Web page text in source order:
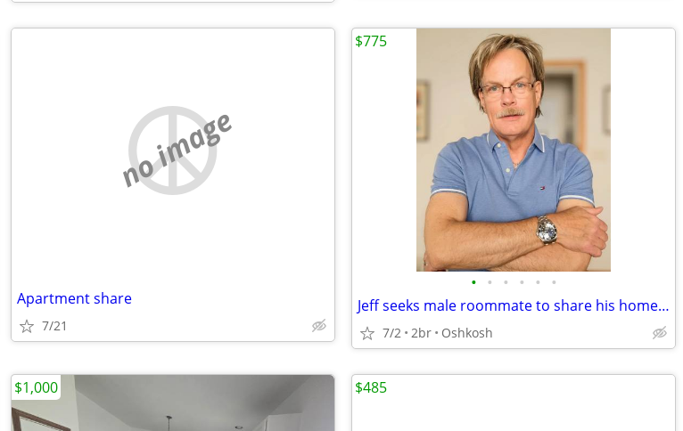
no image
Apartment share
7/21
• • • • • •
Jeff seeks male roommate to share his home on the West Side of Oshkosh
7/2 2br Oshkosh
$775
$1,000 $485